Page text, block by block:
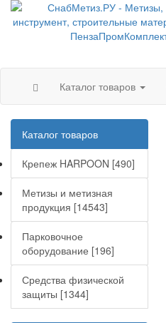
Каталог товаров
Каталог товаров
Крепеж HARPOON [490]
Метизы и метизная
продукция [14543]
Парковочное
оборудование [196]
Средства физической
защиты [1344]